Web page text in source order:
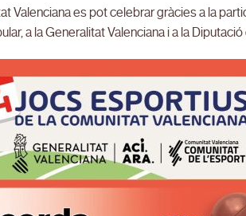
Valenciana es pot celebrar gràcies a la
a la Generalitat Valenciana i a la Diputació